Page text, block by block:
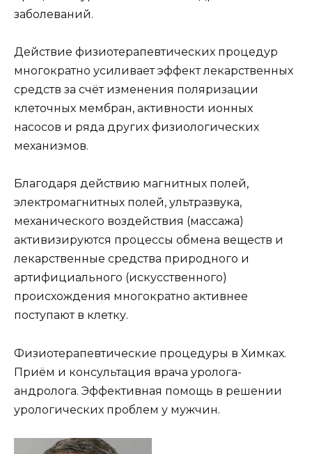
заболеваний.
Действие физиотерапевтических процедур
многократно усиливает эффект лекарственных
средств за счёт изменения поляризации
клеточных мембран, активности ионных
насосов и ряда других физиологических
механизмов.
Благодаря действию магнитных полей,
электромагнитных полей, ультразвука,
механического воздействия (массажа)
активизируются процессы обмена веществ и
лекарственные средства природного и
артифициального (искусственного)
происхождения многократно активнее
поступают в клетку.
Физиотерапевтические процедуры в Химках.
Приём и консультация врача уролога-
андролога. Эффективная помощь в решении
урологических проблем у мужчин.